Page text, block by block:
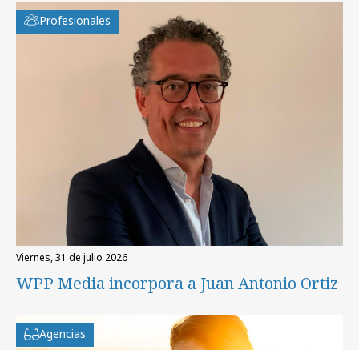
Profesionales
viernes, 31 de julio 2026
WPP Media incorpora a Juan Antonio Ortiz
Agencias